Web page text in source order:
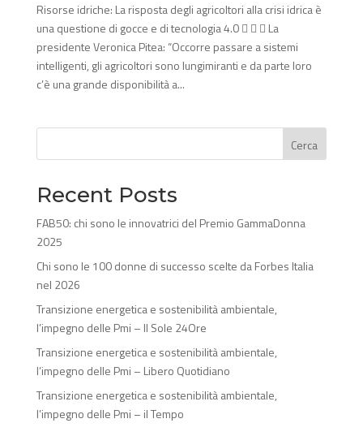
Risorse idriche: La risposta degli agricoltori alla crisi idrica è
una questione di gocce e di tecnologia 4.0    La
presidente Veronica Pitea: “Occorre passare a sistemi
intelligenti, gli agricoltori sono lungimiranti e da parte loro
c’è una grande disponibilità a...
Cerca
Recent Posts
FAB50: chi sono le innovatrici del Premio GammaDonna
2025
Chi sono le 100 donne di successo scelte da Forbes Italia
nel 2026
Transizione energetica e sostenibilità ambientale,
l’impegno delle Pmi – Il Sole 24Ore
Transizione energetica e sostenibilità ambientale,
l’impegno delle Pmi – Libero Quotidiano
Transizione energetica e sostenibilità ambientale,
l’impegno delle Pmi – il Tempo